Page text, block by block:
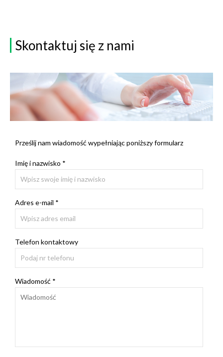
Skontaktuj się z nami
Prześlij nam wiadomość wypełniając poniższy formularz
Imię i nazwisko *
Adres e-mail *
Telefon kontaktowy
Wiadomość *